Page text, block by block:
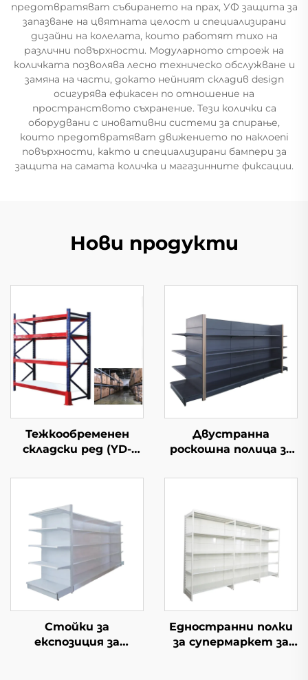
предотвратяват събирането на прах, УФ защита за
запазване на цвятната целост и специализирани
дизайни на колелата, които работят тихо на
различни повърхности. Модуларното строеж на
количката позволява лесно техническо обслужване и
замяна на части, докато нейният складив design
осигурява ефикасен по отношение на
пространството съхранение. Тези колички са
оборудвани с иновативни системи за спирање,
които предотвратяват движението по наклоeni
повърхности, както и специализирани бампери за
защита на самата количка и магазинните фиксации.
Нови продукти
Тежкообременен
складски ред (YD-
Двустранна
роскошна полица за
S035
Стойки за
експозиция за
Едностранни полки
за супермаркет за